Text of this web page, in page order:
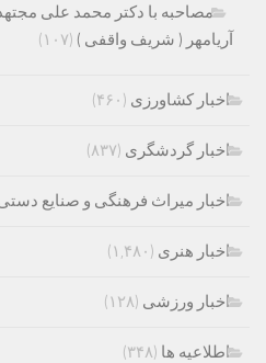
مصاحبه با دکتر محمد علی
آریامهر ( شریف واقفی ) (۱۰۷)
اخبار کشاورزی (۴۶۰)
اخبار گردشگری (۸۳۷)
اخبار میراث فرهنگی و صنایع
اخبار هنری (۱,۴۸۰)
اخبار ورزشی (۱۲۸)
اطلاعیه ها (۳۴۸)